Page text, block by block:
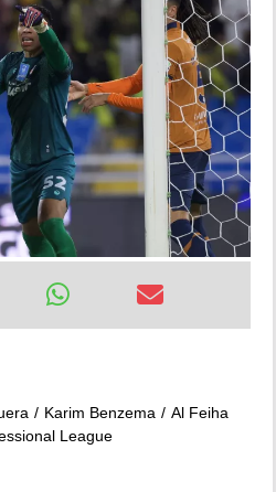
Karim Benzema
Al Feiha
League